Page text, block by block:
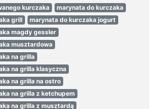
kurczaka
marynata do kurczaka
grill
marynata do kurczaka jogurt
magdy gessler
musztardowa
na grilla
na grilla klasyczna
na grilla na ostro
na grilla z ketchupem
na grilla z musztardą